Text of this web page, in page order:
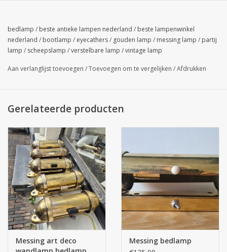
Meerdere beschikbaar.
Extra vragen:
bedlamp / beste antieke lampen nederland / beste lampenwinkel
nederland / bootlamp / eyecathers/ gouden lamp / messing lamp / partij
lamp / scheepslamp /verstelbare lamp /vintage lamp
Aan verlanglijst toevoegen /Toevoegen om te vergelijken /Afdrukken
Gerelateerde producten
Messing art deco
Messing bedlamp